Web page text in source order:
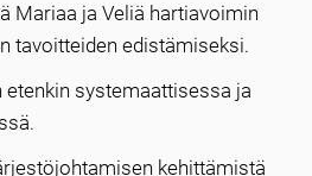
Mariaa ja Veliä hartiavoimin
tavoitteiden edistämiseksi.
etenkin systemaattisessa ja
kehittämistä